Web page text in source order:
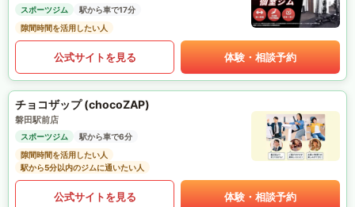
スポーツジム
駅から車で17分
隙間時間を活用したい人
公式サイトを見る 体験・相談予約
チョコザップ (chocoZAP)
磐田駅前店
スポーツジム
駅から車で6分
隙間時間を活用したい人
駅から5分以内のジムに通いたい人
公式サイトを見る 体験・相談予約